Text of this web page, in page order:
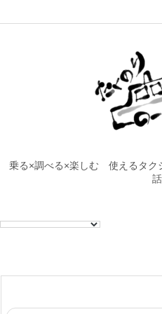
乗る×調べる×楽しむ 使えるタク
話